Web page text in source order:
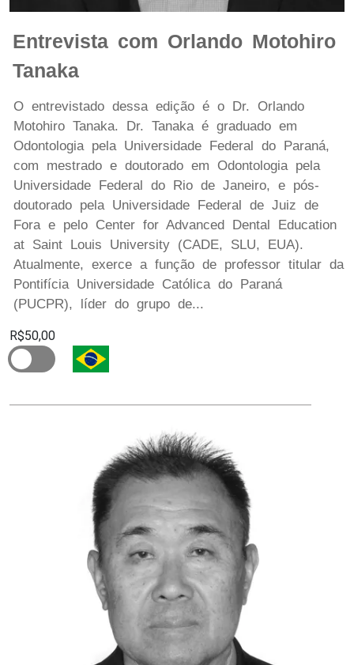
Entrevista com Orlando Motohiro
Tanaka
O entrevistado dessa edição é o Dr. Orlando
Motohiro Tanaka. Dr. Tanaka é graduado em
Odontologia pela Universidade Federal do Paraná,
com mestrado e doutorado em Odontologia pela
Universidade Federal do Rio de Janeiro, e pós-
doutorado pela Universidade Federal de Juiz de
Fora e pelo Center for Advanced Dental Education
at Saint Louis University (CADE, SLU, EUA).
Atualmente, exerce a função de professor titular da
Pontifícia Universidade Católica do Paraná
(PUCPR), líder do grupo de...
R$50,00